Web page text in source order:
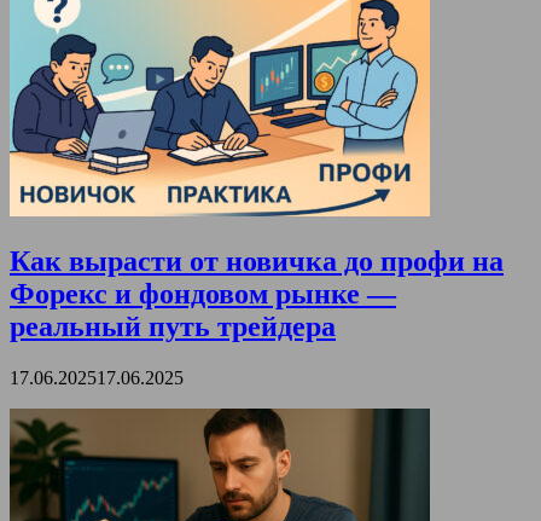
Как вырасти от новичка до профи на
Форекс и фондовом рынке —
реальный путь трейдера
17.06.202517.06.2025